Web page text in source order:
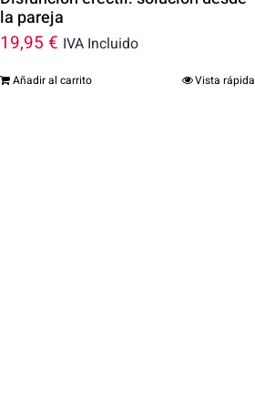
la pareja
19,95€ IVA Incluido
Añadir al carrito Vista rápida